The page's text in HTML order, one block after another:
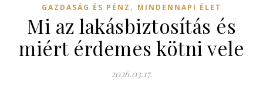
GAZDASÁG ÉS PÉNZ , MINDENNAPI ÉLET
Mi az lakásbiztosítás és
miért érdemes kötni vele
2026.03.17.